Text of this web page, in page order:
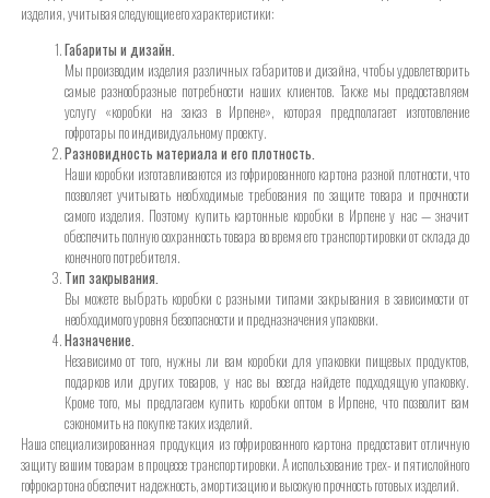
изделия, учитывая следующие его характеристики:
Габариты и дизайн.
Мы производим изделия различных габаритов и дизайна, чтобы удовлетворить
самые разнообразные потребности наших клиентов. Также мы предоставляем
услугу «коробки на заказ в Ирпене», которая предполагает изготовление
гофротары по индивидуальному проекту.
Разновидность материала и его плотность.
Наши коробки изготавливаются из гофрированного картона разной плотности, что
позволяет учитывать необходимые требования по защите товара и прочности
самого изделия. Поэтому купить картонные коробки в Ирпене у нас — значит
обеспечить полную сохранность товара во время его транспортировки от склада до
конечного потребителя.
Тип закрывания.
Вы можете выбрать коробки с разными типами закрывания в зависимости от
необходимого уровня безопасности и предназначения упаковки.
Назначение.
Независимо от того, нужны ли вам коробки для упаковки пищевых продуктов,
подарков или других товаров, у нас вы всегда найдете подходящую упаковку.
Кроме того, мы предлагаем купить коробки оптом в Ирпене, что позволит вам
сэкономить на покупке таких изделий.
Наша специализированная продукция из гофрированного картона предоставит отличную
защиту вашим товарам в процессе транспортировки. А использование трех- и пятислойного
гофрокартона обеспечит надежность, амортизацию и высокую прочность готовых изделий.